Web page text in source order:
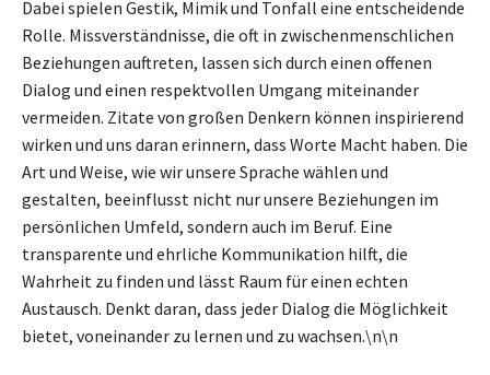
Dabei spielen Gestik, Mimik und Tonfall eine entscheidende
Rolle. Missverständnisse, die oft in zwischenmenschlichen
Beziehungen auftreten, lassen sich durch einen offenen
Dialog und einen respektvollen Umgang miteinander
vermeiden. Zitate von großen Denkern können inspirierend
wirken und uns daran erinnern, dass Worte Macht haben. Die
Art und Weise, wie wir unsere Sprache wählen und
gestalten, beeinflusst nicht nur unsere Beziehungen im
persönlichen Umfeld, sondern auch im Beruf. Eine
transparente und ehrliche Kommunikation hilft, die
Wahrheit zu finden und lässt Raum für einen echten
Austausch. Denkt daran, dass jeder Dialog die Möglichkeit
bietet, voneinander zu lernen und zu wachsen.\n\n